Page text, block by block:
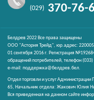
(029) 370-76-
Белдрев 2022 Все права защищены
ООО "Астория Трейд", юр.адрес:
01 сентября 2016 г. Регистрация
обращений потребителей, телефон(033)
e-mail: поддержка@белдрев.бел.
Отдел торговли и услуг
65, Начальник отдела: Жакович Юлия
Вся приведенная на данном сайте